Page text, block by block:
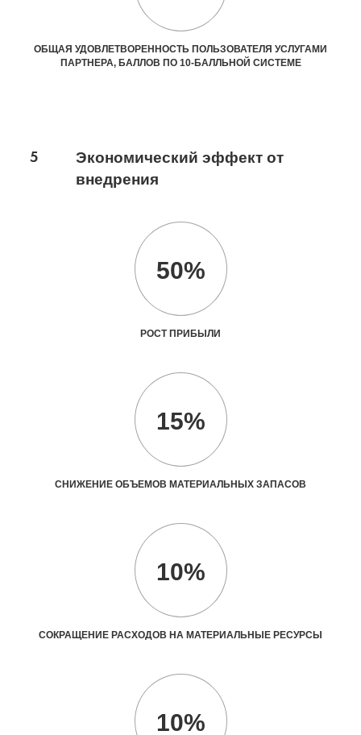
ОБЩАЯ УДОВЛЕТВОРЕННОСТЬ ПОЛЬЗОВАТЕЛЯ УСЛУГАМИ
ПАРТНЕРА, БАЛЛОВ ПО 10-БАЛЛЬНОЙ СИСТЕМЕ
5
Экономический эффект от
внедрения
50%
РОСТ ПРИБЫЛИ
15%
СНИЖЕНИЕ ОБЪЕМОВ МАТЕРИАЛЬНЫХ ЗАПАСОВ
10%
СОКРАЩЕНИЕ РАСХОДОВ НА МАТЕРИАЛЬНЫЕ РЕСУРСЫ
10%